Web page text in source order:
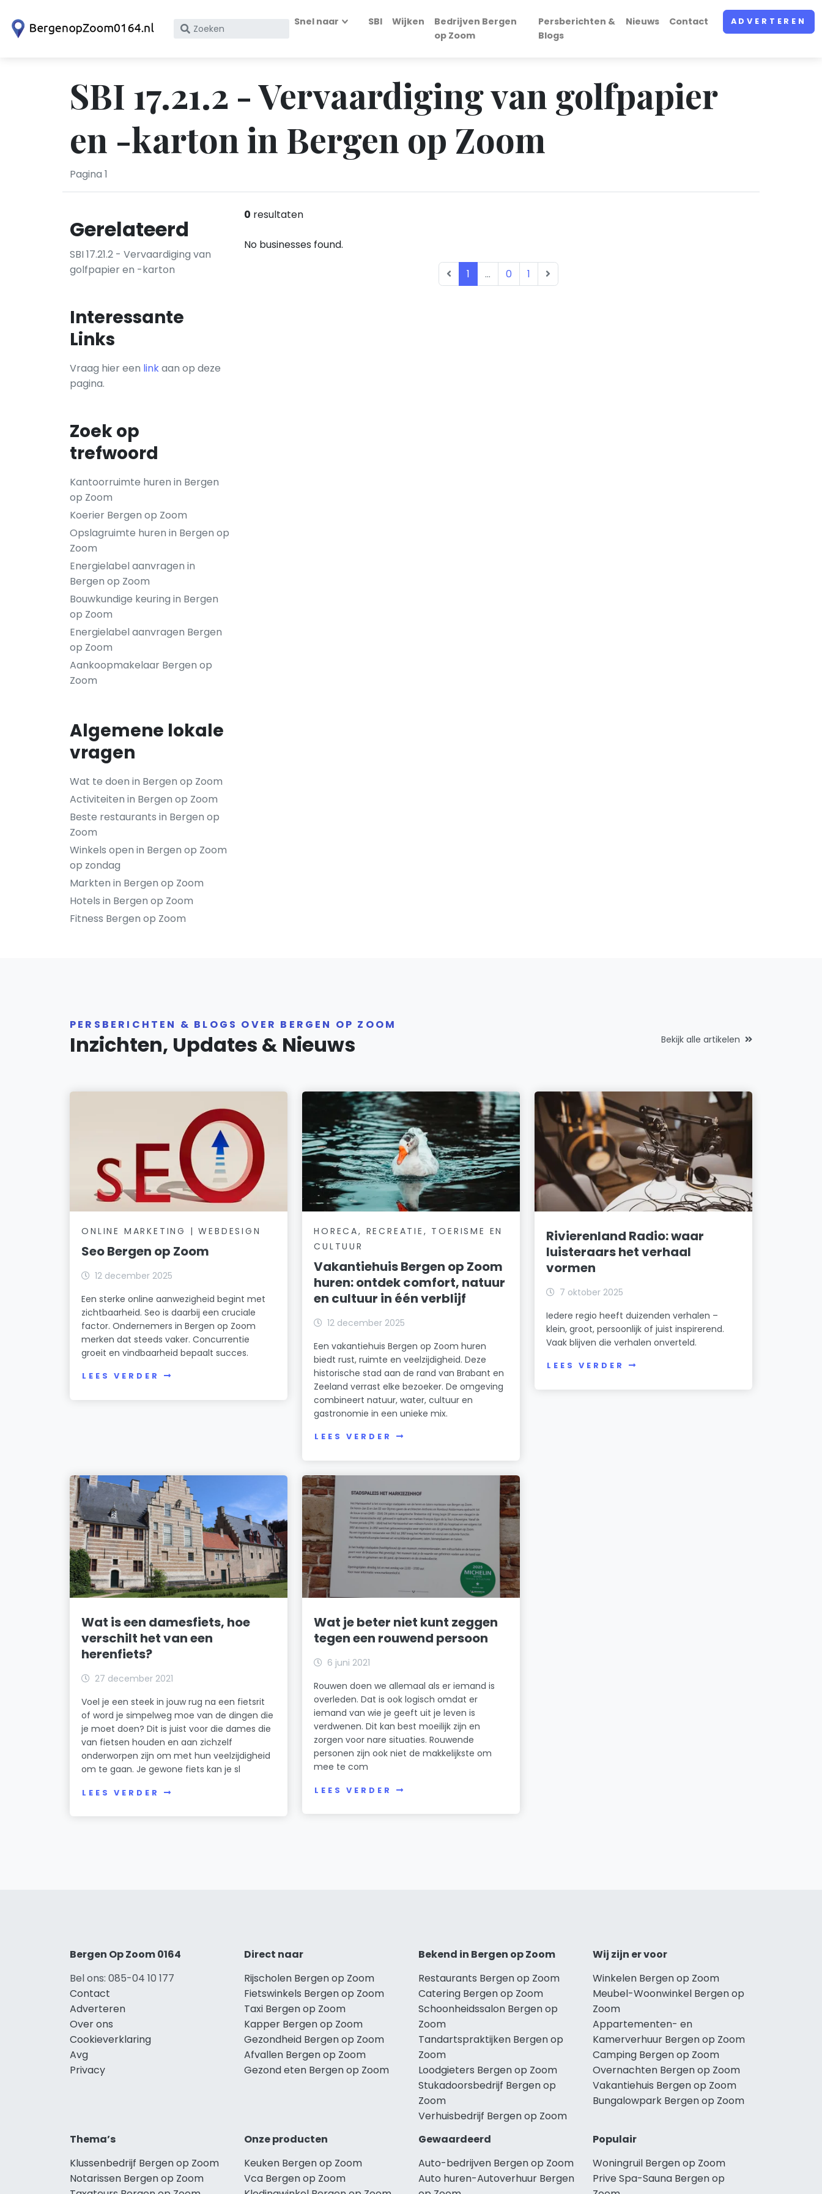
Zoek
KvK
nummer
Snel naar SBI Wijken
Bedrijven Bergen
op Zoom
Persberichten &
Blogs
Nieuws Contact ADVERTEREN
SBI 17.21.2 - Vervaardiging van golfpapier
en -karton in Bergen op Zoom
Pagina 1
Gerelateerd
SBI 17.21.2 - Vervaardiging van
golfpapier en -karton
Interessante
Links
Vraag hier een linkaan op deze
pagina.
Zoek op
trefwoord
Kantoorruimte huren in Bergen
op Zoom
Koerier Bergen op Zoom
Opslagruimte huren in Bergen op
Zoom
Energielabel aanvragen in
Bergen op Zoom
Bouwkundige keuring in Bergen
op Zoom
Energielabel aanvragen Bergen
op Zoom
Aankoopmakelaar Bergen op
Zoom
Algemene lokale
vragen
Wat te doen in Bergen op Zoom
Activiteiten in Bergen op Zoom
Beste restaurants in Bergen op
Zoom
Winkels open in Bergen op Zoom
op zondag
Markten in Bergen op Zoom
Hotels in Bergen op Zoom
Fitness Bergen op Zoom
0 resultaten
No businesses found.
1 ... 0 1
PERSBERICHTEN & BLOGS OVER BERGEN OP ZOOM
Inzichten, Updates & Nieuws Bekijk alle artikelen
ONLINE MARKETING | WEBDESIGN
Seo Bergen op Zoom
12 december 2025
Een sterke online aanwezigheid begint met
zichtbaarheid. Seo is daarbij een cruciale
factor. Ondernemers in Bergen op Zoom
merken dat steeds vaker. Concurrentie
groeit en vindbaarheid bepaalt succes.
LEES VERDER
HORECA, RECREATIE, TOERISME EN
CULTUUR
Vakantiehuis Bergen op Zoom
huren: ontdek comfort, natuur
en cultuur in één verblijf
12 december 2025
Een vakantiehuis Bergen op Zoom huren
biedt rust, ruimte en veelzijdigheid. Deze
historische stad aan de rand van Brabant en
Zeeland verrast elke bezoeker. De omgeving
combineert natuur, water, cultuur en
gastronomie in een unieke mix.
LEES VERDER
Rivierenland Radio: waar
luisteraars het verhaal
vormen
7 oktober 2025
Iedere regio heeft duizenden verhalen –
klein, groot, persoonlijk of juist inspirerend.
Vaak blijven die verhalen onverteld.
LEES VERDER
Wat is een damesfiets, hoe
verschilt het van een
herenfiets?
27 december 2021
Voel je een steek in jouw rug na een fietsrit
of word je simpelweg moe van de dingen die
je moet doen? Dit is juist voor die dames die
van fietsen houden en aan zichzelf
onderworpen zijn om met hun veelzijdigheid
om te gaan. Je gewone fiets kan je sl
LEES VERDER
Wat je beter niet kunt zeggen
tegen een rouwend persoon
6 juni 2021
Rouwen doen we allemaal als er iemand is
overleden. Dat is ook logisch omdat er
iemand van wie je geeft uit je leven is
verdwenen. Dit kan best moeilijk zijn en
zorgen voor nare situaties. Rouwende
personen zijn ook niet de makkelijkste om
mee te com
LEES VERDER
Bergen Op Zoom 0164
Bel ons: 085-04 10 177
Contact
Adverteren
Over ons
Cookieverklaring
Avg
Privacy
Direct naar
Rijscholen Bergen op Zoom
Fietswinkels Bergen op Zoom
Taxi Bergen op Zoom
Kapper Bergen op Zoom
Gezondheid Bergen op Zoom
Afvallen Bergen op Zoom
Gezond eten Bergen op Zoom
Bekend in Bergen op Zoom
Restaurants Bergen op Zoom
Catering Bergen op Zoom
Schoonheidssalon Bergen op
Zoom
Tandartspraktijken Bergen op
Zoom
Loodgieters Bergen op Zoom
Stukadoorsbedrijf Bergen op
Zoom
Verhuisbedrijf Bergen op Zoom
Wij zijn er voor
Winkelen Bergen op Zoom
Meubel-Woonwinkel Bergen op
Zoom
Appartementen- en
Kamerverhuur Bergen op Zoom
Camping Bergen op Zoom
Overnachten Bergen op Zoom
Vakantiehuis Bergen op Zoom
Bungalowpark Bergen op Zoom
Thema’s
Klussenbedrijf Bergen op Zoom
Notarissen Bergen op Zoom
Onze producten
Keuken Bergen op Zoom
Vca Bergen op Zoom
Gewaardeerd
Auto-bedrijven Bergen op Zoom
Auto huren-Autoverhuur Bergen
Populair
Woningruil Bergen op Zoom
Prive Spa-Sauna Bergen op